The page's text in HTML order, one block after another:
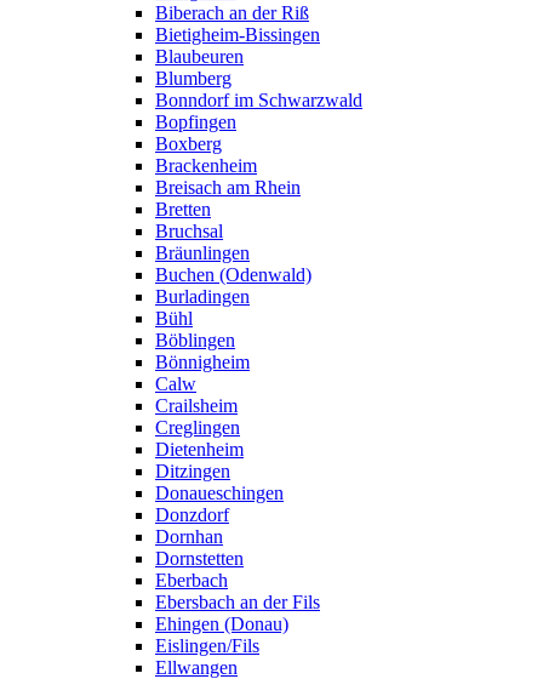
Biberach an der Riß
Bietigheim-Bissingen
Blaubeuren
Blumberg
Bonndorf im Schwarzwald
Bopfingen
Boxberg
Brackenheim
Breisach am Rhein
Bretten
Bruchsal
Bräunlingen
Buchen (Odenwald)
Burladingen
Bühl
Böblingen
Bönnigheim
Calw
Crailsheim
Creglingen
Dietenheim
Ditzingen
Donaueschingen
Donzdorf
Dornhan
Dornstetten
Eberbach
Ebersbach an der Fils
Ehingen (Donau)
Eislingen/Fils
Ellwangen